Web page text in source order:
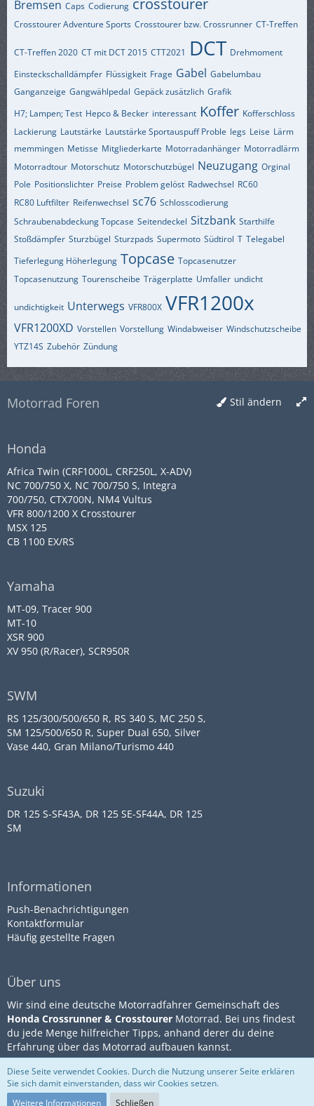
Bremsen Caps Codierung
Crosstourer Adventure Sports Crosstourer bzw. Crossrunner CT-Treffen
CT-Treffen 2020 CT mit DCT 2015 CTT2021 DCT Drehmoment
Einsteckschalldämpfer Flüssigkeit Frage Gabel Gabelumbau
Ganganzeige Gangwählpedal Gepäck zusätzlich Grafik
H7; Lampen; Test Hepco & Becker interessant Koffer Kofferschloss
Lackierung Lautstärke Lautstärke Sportauspuff Proble legs Leise Lärm
memmingen Metisse Mitgliederkarte Motorradanhänger Motorradlärm
Motorradtour Motorschutz Motorschutzbügel Neuzugang Orginal
Pole Positionslichter Preise Problem gelöst Radwechsel RC60
RC80 Luftfilter Reifenwechsel sc76 Schlosscodierung
Schraubenabdeckung Topcase Seitendeckel Sitzbank Starthilfe
Stoßdämpfer Sturzbügel Sturzpads Supermoto Südtirol T Telegabel
Tieferlegung Höherlegung Topcase Topcasenutzer
Topcasenutzung Tourenscheibe Trägerplatte Umfaller undicht
undichtigkeit Unterwegs VFR800X VFR1200x
VFR1200XD Vorstellen Vorstellung Windabweiser Windschutzscheibe
YTZ14S Zubehör Zündung
Stil ändern
Motorrad Foren
Honda
Africa Twin (CRF1000L, CRF250L, X-ADV)
NC 700/750 X, NC 700/750 S, Integra
700/750, CTX700N, NM4 Vultus
VFR 800/1200 X Crosstourer
MSX 125
CB 1100 EX/RS
Yamaha
MT-09, Tracer 900
MT-10
XSR 900
XV 950 (R/Racer), SCR950R
SWM
RS 125/300/500/650 R, RS 340 S, MC 250 S,
SM 125/500/650 R, Super Dual 650, Silver
Vase 440, Gran Milano/Turismo 440
Suzuki
DR 125 S-SF43A, DR 125 SE-SF44A, DR 125
SM
Informationen
Push-Benachrichtigungen
Kontaktformular
Häufig gestellte Fragen
Über uns
Wir sind eine deutsche Motorradfahrer Gemeinschaft des
Honda Crossrunner & Crosstourer Motorrad. Bei uns findest
du jede Menge hilfreicher Tipps, anhand derer du deine
Erfahrung über das Motorrad aufbauen kannst.
Community-Software:WoltLab
Suite™
Impressum
Diese Seite verwendet Cookies. Durch die Nutzung unserer Seite erklären
Sie sich damit einverstanden, dass wir Cookies setzen.
Weitere Informationen
Schließen